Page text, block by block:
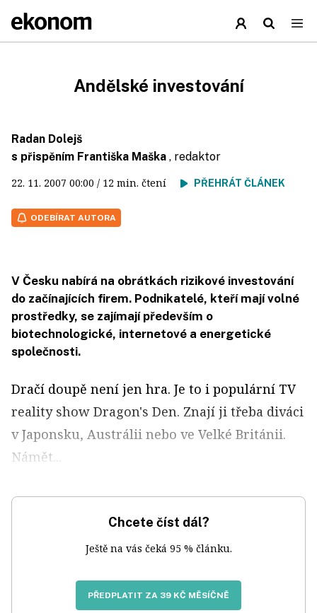
Andělské investování
Radan Dolejš
s přispěním Františka Maška , redaktor
22. 11. 2007 00:00 / 12 min. čtení PŘEHRÁT ČLÁNEK
ODEBÍRAT AUTORA
V Česku nabírá na obrátkách rizikové investování
do začínajících firem. Podnikatelé, kteří mají volné
prostředky, se zajímají především o
biotechnologické, internetové a energetické
společnosti.
Dračí doupě není jen hra. Je to i populární TV
reality show Dragon's Den. Znají ji třeba diváci
v Japonsku, Austrálii nebo ve Velké Británii.
Námět...
Chcete číst dál?
Ještě na vás čeká 95 % článku.
PŘEDPLATIT ZA 39 KČ MĚSÍČNĚ